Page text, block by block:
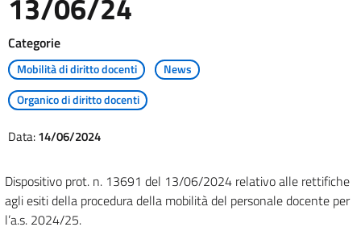
13/06/24
Categorie
Mobilità di diritto docenti
News
Organico di diritto docenti
Data:14/06/2024
Dispositivo prot. n. 13691 del 13/06/2024 relativo alle rettifiche
agli esiti della procedura della mobilità del personale docente per
l’a.s. 2024/25.